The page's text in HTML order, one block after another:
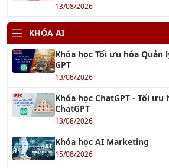
13/08/2026
KHÓA AI
Khóa học Tối ưu hóa Quản
GPT
13/08/2026
Khóa học ChatGPT - Tối
ChatGPT
13/08/2026
Khóa học AI Marketing
15/08/2026